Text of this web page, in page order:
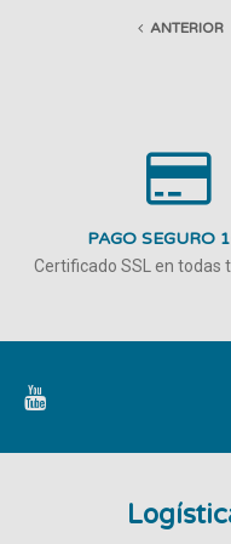
ANTERIOR
PAGO SEGURO
Certificado SSL en todas